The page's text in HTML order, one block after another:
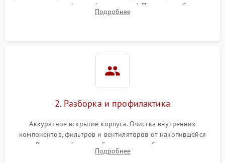
наличия артефактов (точки, пятна). Проверка работы
системы охлаждения по уровню шума вентиляторов.
Подробнее
2. Разборка и профилактика
Аккуратное вскрытие корпуса. Очистка внутренних
компонентов, фильтров и вентиляторов от накопившейся
пыли. Визуальный осмотр блока питания, балласта лампы и
материнской платы на наличие прогаров или вздутых
Подробнее